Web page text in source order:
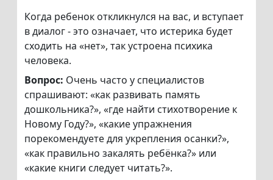
Когда ребенок откликнулся на вас, и вступает
в диалог - это означает, что истерика будет
сходить на «нет», так устроена психика
человека.
Вопрос: Очень часто у специалистов
спрашивают: «как развивать память
дошкольника?», «где найти стихотворение к
Новому Году?», «какие упражнения
порекомендуете для укрепления осанки?»,
«как правильно закалять ребёнка?» или
«какие книги следует читать?».